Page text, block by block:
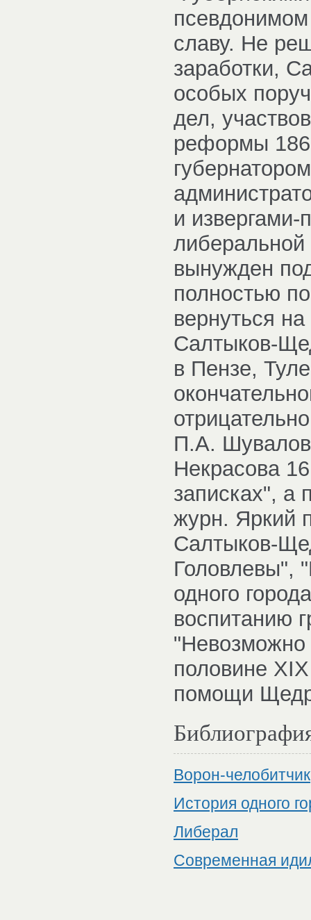
славу. Не
заработки,
особых
дел,
реформы
и
вынужден
полностью
вернуться
Салтыков-
в Пензе,
П.А.
Некрасова
записках", а
журн. Яркий
Салтыков-
Головлевы",
одного
воспитанию
"Невозможно
половине
помощи
Ворон-челобитчик
История одного
Либерал
Современная